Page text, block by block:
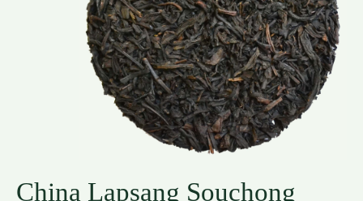
China Lapsang Souchong